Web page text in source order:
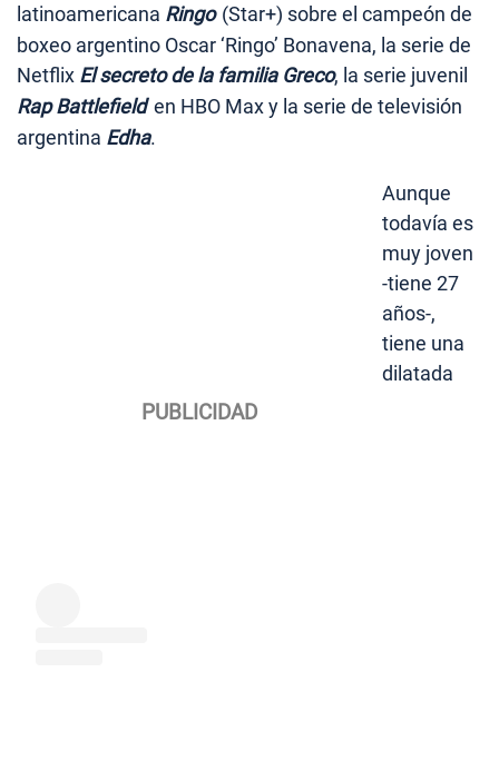
latinoamericana Ringo(Star+) sobre el campeón de
boxeo argentino Oscar ‘Ringo’ Bonavena, la serie de
Netflix El secreto de la familia Greco, la serie juvenil
Rap Battlefield en HBO Max y la serie de televisión
argentina Edha.
Aunque
todavía es
muy joven
-tiene 27
años-,
tiene una
dilatada